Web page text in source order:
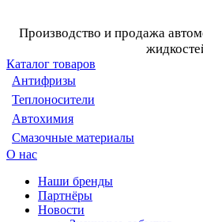
Производство и продажа
Каталог товаров
Антифризы
Теплоносители
Автохимия
Смазочные материалы
О нас
Наши бренды
Партнёры
Новости